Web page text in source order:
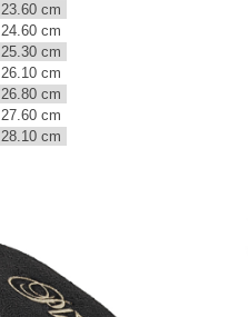
23.60 cm
24.60 cm
25.30 cm
26.10 cm
26.80 cm
27.60 cm
28.10 cm